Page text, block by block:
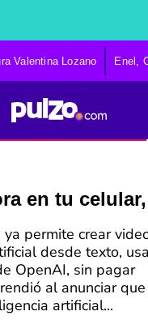
Valentina Lozano Enel,
en tu
permite crear
desde texto,
OpenAI, sin
al anunciar que
artificial...